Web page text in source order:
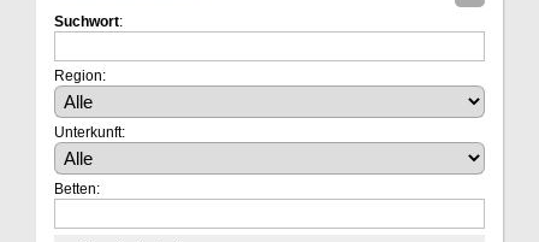
Suchwort:
Region:
Unterkunft:
Betten: